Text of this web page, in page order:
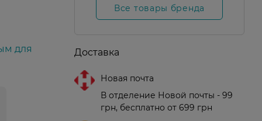
для
Все товары бренда
Доставка
Новая почта
В отделение Новой почты - 99
грн, бесплатно от 699 грн